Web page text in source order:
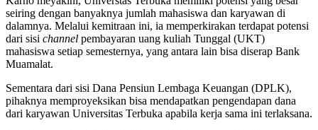
seiring dengan banyaknya jumlah mahasiswa dan karyawan di
dalamnya. Melalui kemitraan ini, ia memperkirakan terdapat potensi
dari sisi channel pembayaran uang kuliah Tunggal (UKT)
mahasiswa setiap semesternya, yang antara lain bisa diserap Bank
Muamalat.
Sementara dari sisi Dana Pensiun Lembaga Keuangan (DPLK),
pihaknya memproyeksikan bisa mendapatkan pengendapan dana
dari karyawan Universitas Terbuka apabila kerja sama ini terlaksana.